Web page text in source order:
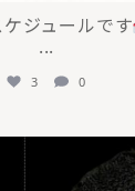
ジュールです
...
3 0
mycli.ebisu